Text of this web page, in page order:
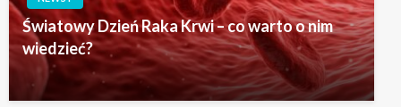
Światowy Dzień Raka Krwi – co warto o nim
wiedzieć?